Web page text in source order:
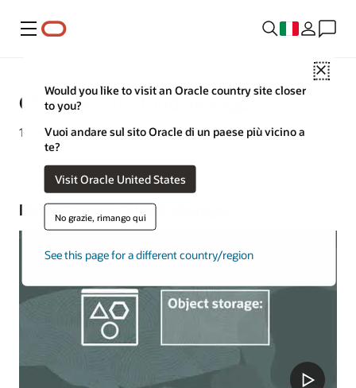
Menu
Close
Would you like to visit an Oracle country site closer
to you?
Vuoi andare sul sito Oracle di un paese più vicino a
te?
Visit Oracle United States
No grazie, rimango qui
See this page for a different country/region
Che cos'è il cloud storage?
16 febbraio 2022
Definizione di cloud storage